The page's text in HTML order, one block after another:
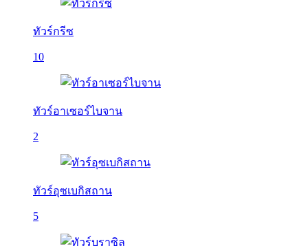
ทัวร์กรีซ
10
ทัวร์อาเซอร์ไบจาน
2
ทัวร์อุซเบกิสถาน
5